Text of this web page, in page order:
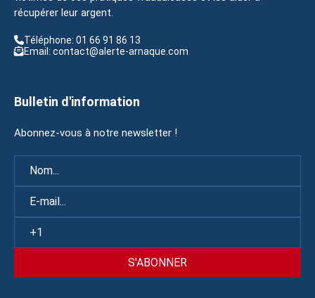
récupérer leur argent.
Téléphone: 01 66 91 86 13
Email: contact@alerte-arnaque.com
Bulletin d'information
Abonnez-vous à notre newsletter !